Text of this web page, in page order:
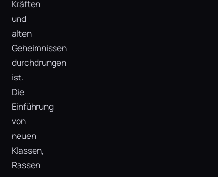
Kräften
und
alten
Geheimnissen
durchdrungen
ist.
Die
Einführung
von
neuen
Klassen,
Rassen